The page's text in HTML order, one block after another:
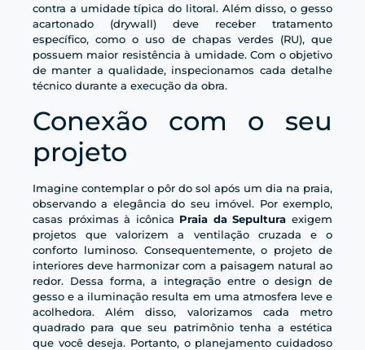
contra a umidade típica do litoral. Além disso, o gesso
acartonado (drywall) deve receber tratamento
específico, como o uso de chapas verdes (RU), que
possuem maior resistência à umidade. Com o objetivo
de manter a qualidade, inspecionamos cada detalhe
técnico durante a execução da obra.
Conexão com o seu
projeto
Imagine contemplar o pôr do sol após um dia na praia,
observando a elegância do seu imóvel. Por exemplo,
casas próximas à icônica Praia da Sepultura exigem
projetos que valorizem a ventilação cruzada e o
conforto luminoso. Consequentemente, o projeto de
interiores deve harmonizar com a paisagem natural ao
redor. Dessa forma, a integração entre o design de
gesso e a iluminação resulta em uma atmosfera leve e
acolhedora. Além disso, valorizamos cada metro
quadrado para que seu patrimônio tenha a estética
que você deseja. Portanto, o planejamento cuidadoso